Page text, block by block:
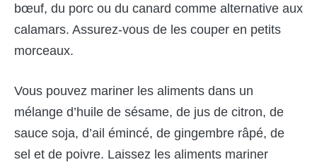
bœuf, du porc ou du canard comme alternative aux
calamars. Assurez-vous de les couper en petits
morceaux.
Vous pouvez mariner les aliments dans un
mélange d’huile de sésame, de jus de citron, de
sauce soja, d’ail émincé, de gingembre râpé, de
sel et de poivre. Laissez les aliments mariner